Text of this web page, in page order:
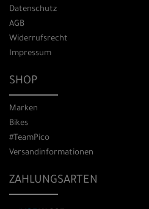
Datenschutz
AGB
Widerrufsrecht
Impressum
SHOP
Marken
Bikes
#TeamPico
Versandinformationen
ZAHLUNGSARTEN